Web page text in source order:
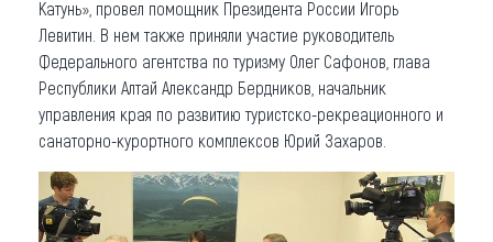
Катунь», провел помощник Президента России Игорь
Левитин. В нем также приняли участие руководитель
Федерального агентства по туризму Олег Сафонов, глава
Республики Алтай Александр Бердников, начальник
управления края по развитию туристско-рекреационного и
санаторно-курортного комплексов Юрий Захаров.